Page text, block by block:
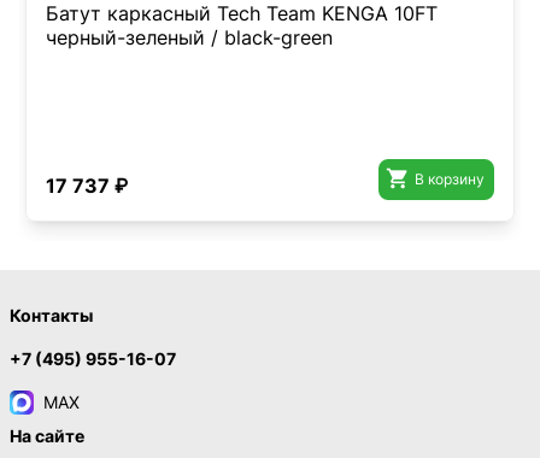
Батут каркасный Tech Team KENGA 10FT
черный-зеленый / black-green
17 737 ₽  В корзину
Контакты
+7 (495) 955-16-07
MAX
На сайте